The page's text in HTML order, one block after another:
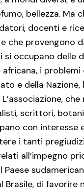
bellezza. Ma
docenti e
e che
occupano delle
africana, i
e della Nazione,
scrittori,
con
i tanti
all’impegno
di favorire